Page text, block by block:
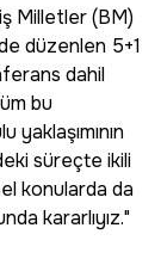
Milletler (BM)
düzenlen 5+1
dahil
bu
yaklaşımının
süreçte ikili
konularda da
kararlıyız."